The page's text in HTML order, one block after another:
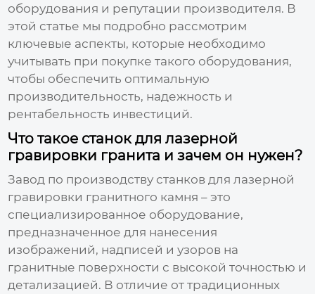
оборудования и репутации производителя. В
этой статье мы подробно рассмотрим
ключевые аспекты, которые необходимо
учитывать при покупке такого оборудования,
чтобы обеспечить оптимальную
производительность, надежность и
рентабельность инвестиций.
Что такое станок для лазерной
гравировки гранита и зачем он нужен?
Завод по производству станков для лазерной
гравировки гранитного камня – это
специализированное оборудование,
предназначенное для нанесения
изображений, надписей и узоров на
гранитные поверхности с высокой точностью и
детализацией. В отличие от традиционных